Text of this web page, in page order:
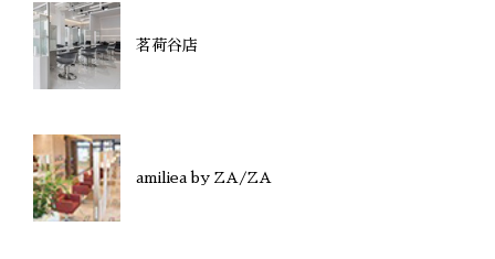
茗荷谷店
amiliea by ZA/ZA